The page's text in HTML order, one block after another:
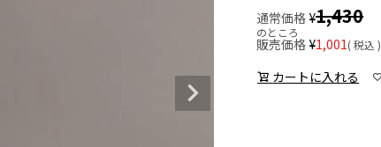
通常価格 ¥1,430
のところ
販売価格 ¥1,001 税込
カートに入れる